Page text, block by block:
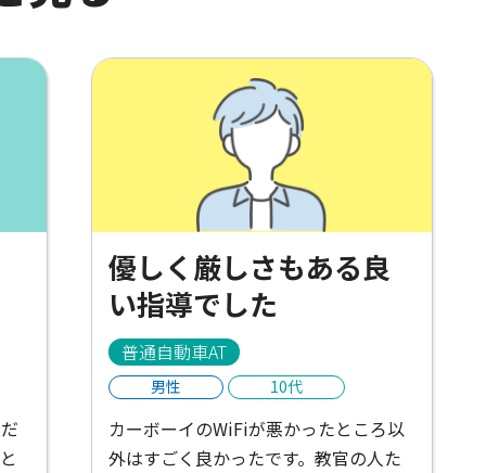
優しく厳しさもある良
い指導でした
普通自動車AT
男性 10代
カーボーイのWiFiが悪かったところ以
外はすごく良かったです。教官の人た